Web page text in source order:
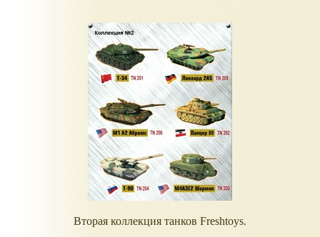
Вторая коллекция танков Freshtoys.